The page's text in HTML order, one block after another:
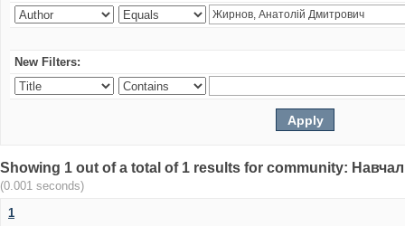
New Filters:
Showing 1 out of a total of 1 results for community:
(0.001 seconds)
1